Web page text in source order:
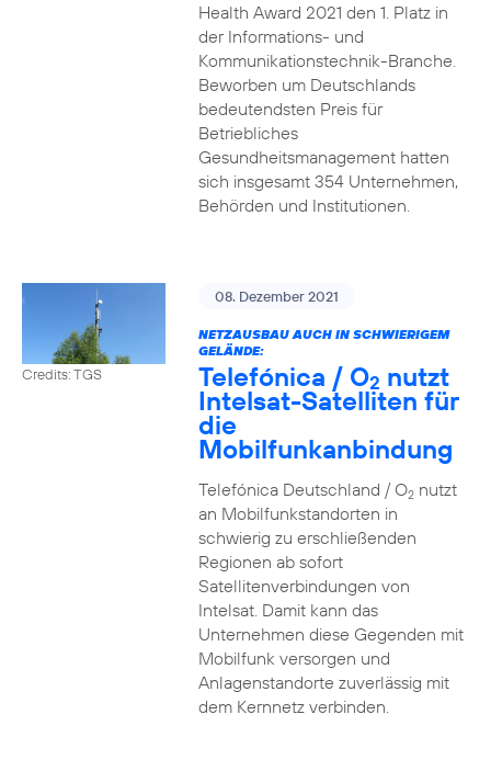
Health Award 2021 den 1. Platz in
der Informations- und
Kommunikationstechnik-Branche.
Beworben um Deutschlands
bedeutendsten Preis für
Betriebliches
Gesundheitsmanagement hatten
sich insgesamt 354 Unternehmen,
Behörden und Institutionen.
Credits: TGS
08. Dezember 2021
NETZAUSBAU AUCH IN SCHWIERIGEM
GELÄNDE:
Telefónica / O2 nutzt
Intelsat-Satelliten für
die
Mobilfunkanbindung
Telefónica Deutschland / O2nutzt
an Mobilfunkstandorten in
schwierig zu erschließenden
Regionen ab sofort
Satellitenverbindungen von
Intelsat. Damit kann das
Unternehmen diese Gegenden mit
Mobilfunk versorgen und
Anlagenstandorte zuverlässig mit
dem Kernnetz verbinden.